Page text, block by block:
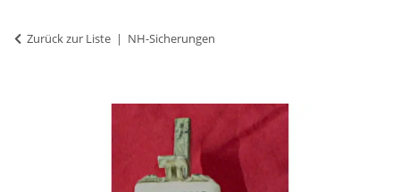
Zurück zur Liste NH-Sicherungen